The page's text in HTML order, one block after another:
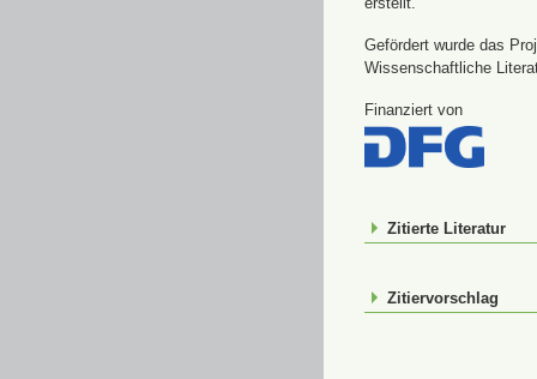
Gefördert wurde das
Wissenschaftliche
Finanziert von
Zitierte Literatur
Zitiervorschlag